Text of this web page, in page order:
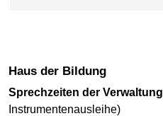
Haus der Bildung
Sprechzeiten der Verwaltung
Instrumentenausleihe)